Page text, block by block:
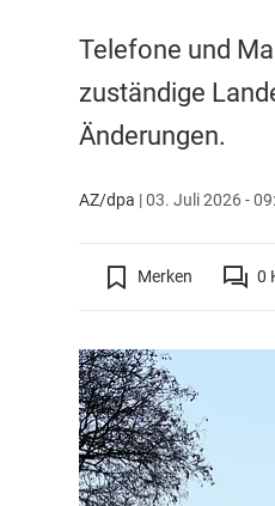
Telefone und
zuständige
Änderungen.
AZ/dpa |03. Juli 2026 -
Merken 0